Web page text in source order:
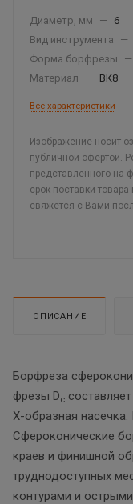
Диаметр, мм —
6
Вид инструмента
—
Форма борфрезы
—
Материал
— ВК8
Все характеристики
Изображение носит
публичной офертой.
представленного на
срок поставки
свяжется с Вами
ОПИСАНИЕ
Борфреза
фрезы Dc
Х-образная
Сфероконические
краев и финишной
труднодоступных
контурами и